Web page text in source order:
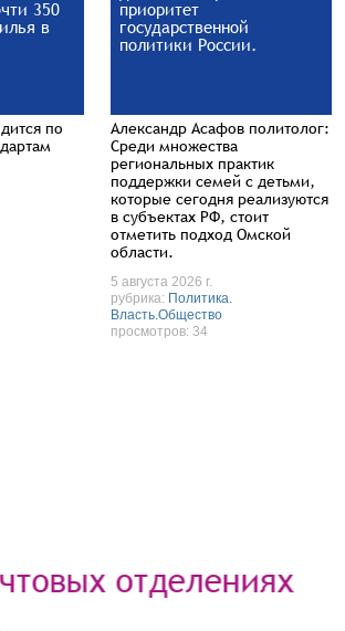
350
в
по
приоритет
государственной
политики России.
Александр Асафов политолог:
Среди множества
региональных практик
поддержки семей с детьми,
которые сегодня реализуются
в субъектах РФ, стоит
отметить подход Омской
области.
5 августа 2026 г.
рубрика: Политика.
Власть.Общество
просмотров: 34
отделениях